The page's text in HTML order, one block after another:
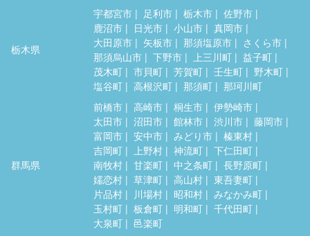
栃木県
宇都宮市 足利市 栃木市
佐野市
鹿沼市
日光市 小山市
真岡市
大田原市
矢板市 那須塩原市
さくら市
那須烏山市
下野市 上三川町
益子町
茂木町
市貝町 芳賀町 壬生町
野木町
塩谷町
高根沢町 那須町 那珂川町
群馬県
前橋市 高崎市 桐生市
伊勢崎市
太田市
沼田市 館林市 渋川市
藤岡市
富岡市
安中市 みどり市
榛東村
吉岡町
上野村 神流町
下仁田町
南牧村
甘楽町 中之条町
長野原町
嬬恋村
草津町 高山村
東吾妻町
片品村
川場村 昭和村
みなかみ町
玉村町
板倉町 明和町
千代田町
大泉町
邑楽町